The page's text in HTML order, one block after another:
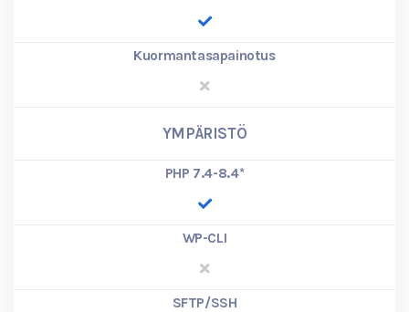
Kuormantasapainotus
YMPÄRISTÖ
PHP 7.4-8.4*
WP-CLI
SFTP/SSH